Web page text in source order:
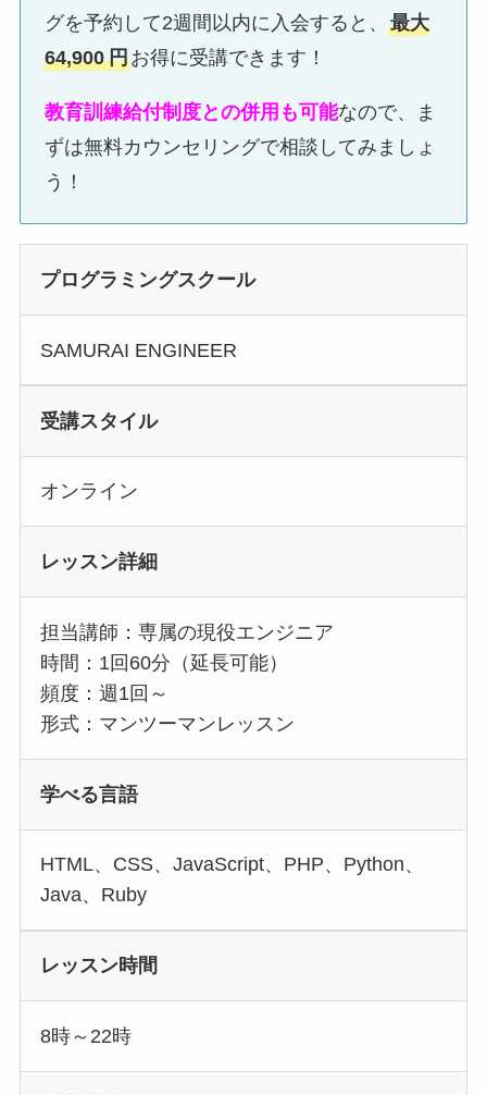
グを予約して2週間以内に入会すると、最大
64,900 円お得に受講できます！
教育訓練給付制度との併用も可能なので、ま
ずは無料カウンセリングで相談してみましょ
う！
プログラミングスクール
SAMURAI ENGINEER
受講スタイル
オンライン
レッスン詳細
担当講師：専属の現役エンジニア
時間：1回60分（延長可能）
頻度：週1回～
形式：マンツーマンレッスン
学べる言語
HTML、CSS、JavaScript、PHP、Python、
Java、Ruby
レッスン時間
8時～22時